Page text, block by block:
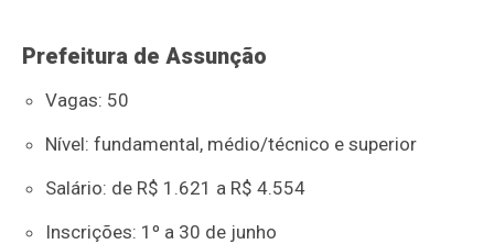
Prefeitura de Assunção
Vagas: 50
Nível: fundamental, médio/técnico e superior
Salário: de R$ 1.621 a R$ 4.554
Inscrições: 1º a 30 de junho